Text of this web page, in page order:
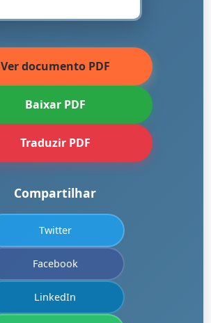
Ver documento PDF
Baixar PDF
Traduzir PDF
Compartilhar
Twitter
Facebook
LinkedIn